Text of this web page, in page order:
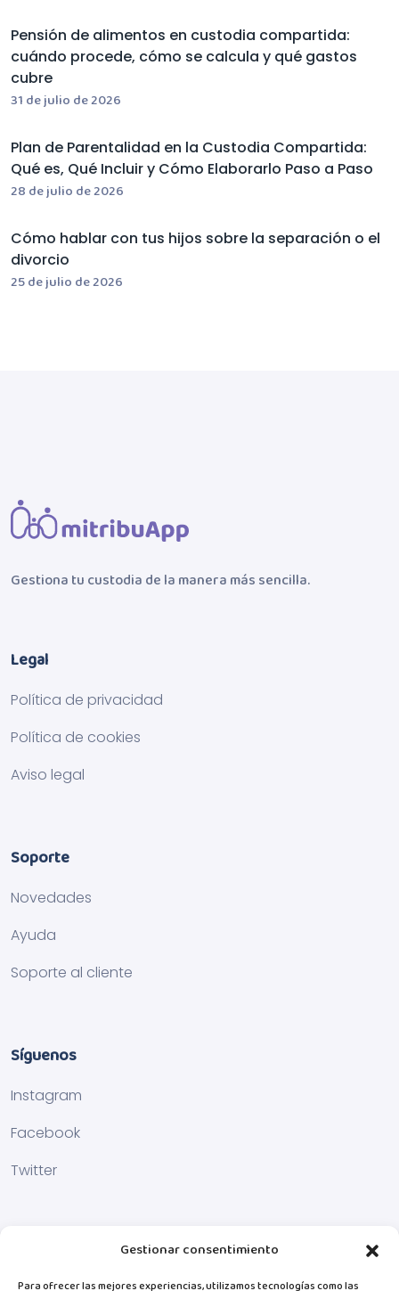
Gestionar consentimiento
Para ofrecer las mejores experiencias, utilizamos tecnologías como las
Pensión de alimentos en custodia compartida:
cuándo procede, cómo se calcula y qué gastos
cubre
31 de julio de 2026
Plan de Parentalidad en la Custodia Compartida:
Qué es, Qué Incluir y Cómo Elaborarlo Paso a Paso
28 de julio de 2026
Cómo hablar con tus hijos sobre la separación o el
divorcio
25 de julio de 2026
Gestiona tu custodia de la manera más sencilla.
Legal
Política de privacidad
Política de cookies
Aviso legal
Soporte
Novedades
Ayuda
Soporte al cliente
Síguenos
Instagram
Facebook
Twitter